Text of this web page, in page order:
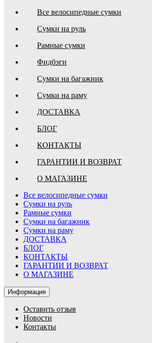
Все велосипедные сумки
Сумки на руль
Рамные сумки
Фидбэги
Сумки на багажник
Сумки на раму
ДОСТАВКА
БЛОГ
КОНТАКТЫ
ГАРАНТИИ И ВОЗВРАТ
О МАГАЗИНЕ
Все велосипедные сумки
Сумки на руль
Рамные сумки
Сумки на багажник
Сумки на раму
ДОСТАВКА
БЛОГ
КОНТАКТЫ
ГАРАНТИИ И ВОЗВРАТ
О МАГАЗИНЕ
Информация
Оставить отзыв
Новости
Контакты